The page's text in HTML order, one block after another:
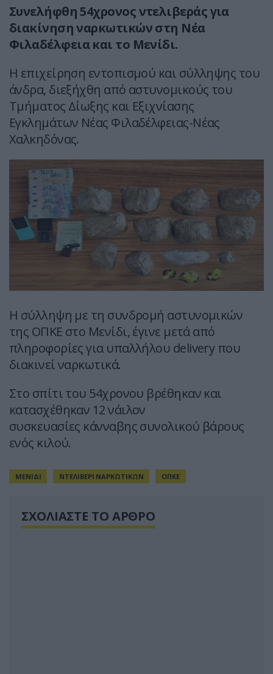
Συνελήφθη 54χρονος ντελιβεράς για
διακίνηση ναρκωτικών στη Νέα
Φιλαδέλφεια και το Μενίδι.
Η επιχείρηση εντοπισμού και σύλληψης του
άνδρα, διεξήχθη από αστυνομικούς του
Τμήματος Δίωξης και Εξιχνίασης
Εγκλημάτων Νέας Φιλαδέλφειας-Νέας
Χαλκηδόνας.
Η σύλληψη με τη συνδρομή αστυνομικών
της ΟΠΚΕ στο Μενίδι, έγινε μετά από
πληροφορίες για υπαλλήλου delivery που
διακινεί ναρκωτικά.
Στο σπίτι του 54χρονου βρέθηκαν και
κατασχέθηκαν 12 νάιλον
συσκευασίες κάνναβης συνολικού βάρους
ενός κιλού.
ΜΕΝΙΔΙ ΝΤΕΛΙΒΕΡΙ ΝΑΡΚΩΤΙΚΩΝ ΟΠΚΕ
ΣΧΟΛΙΑΣΤΕ ΤΟ ΑΡΘΡΟ